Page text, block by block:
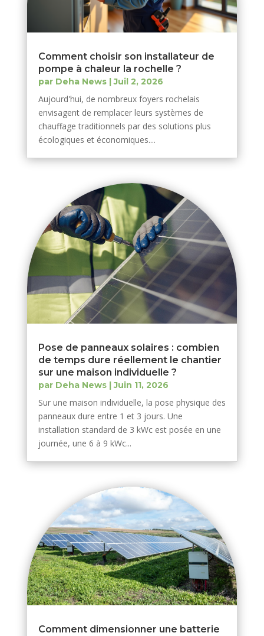
Comment choisir son installateur de
pompe à chaleur la rochelle ?
par Deha News|Juil 2, 2026
Aujourd'hui, de nombreux foyers rochelais
envisagent de remplacer leurs systèmes de
chauffage traditionnels par des solutions plus
écologiques et économiques....
Pose de panneaux solaires : combien
de temps dure réellement le chantier
sur une maison individuelle ?
par Deha News|Juin 11, 2026
Sur une maison individuelle, la pose physique des
panneaux dure entre 1 et 3 jours. Une
installation standard de 3 kWc est posée en une
journée, une 6 à 9 kWc...
Comment dimensionner une batterie